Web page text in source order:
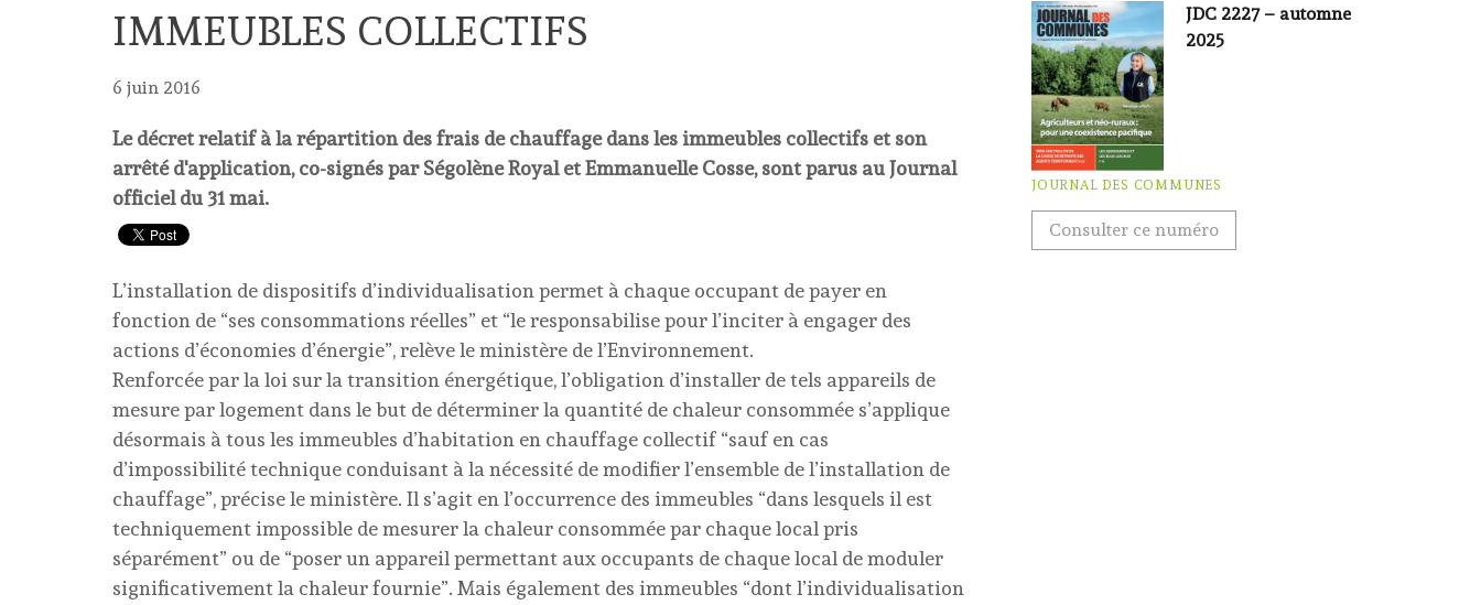
IMMEUBLES COLLECTIFS
6 juin 2016
Le décret relatif à la répartition des frais de chauffage dans les immeubles collectifs et son
arrêté d'application, co-signés par Ségolène Royal et Emmanuelle Cosse, sont parus au Journal
officiel du 31 mai.
L’installation de dispositifs d’individualisation permet à chaque occupant de payer en
fonction de “ses consommations réelles” et “le responsabilise pour l’inciter à engager des
actions d’économies d’énergie”, relève le ministère de l’Environnement.
Renforcée par la loi sur la transition énergétique, l’obligation d’installer de tels appareils de
mesure par logement dans le but de déterminer la quantité de chaleur consommée s’applique
désormais à tous les immeubles d’habitation en chauffage collectif “sauf en cas
d’impossibilité technique conduisant à la nécessité de modifier l’ensemble de l’installation de
chauffage”, précise le ministère. Il s’agit en l’occurrence des immeubles “dans lesquels il est
techniquement impossible de mesurer la chaleur consommée par chaque local pris
séparément” ou de “poser un appareil permettant aux occupants de chaque local de moduler
significativement la chaleur fournie”. Mais également des immeubles “dont l’individualisation
JDC 2227 – automne
2025
JOURNAL DES COMMUNES
Consulter ce numéro